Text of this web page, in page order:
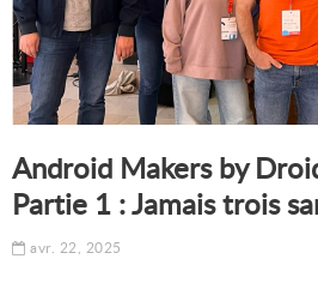
Android Makers by
Partie 1 : Jamais trois
avr. 22, 2025